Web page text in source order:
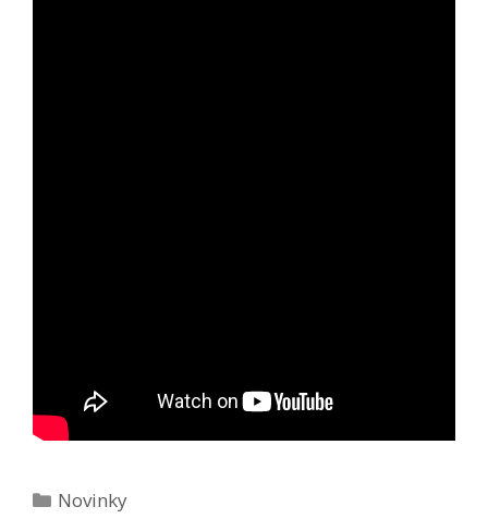
Rubriky
Novinky